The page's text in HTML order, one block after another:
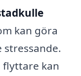
kan göra
flyttare kan